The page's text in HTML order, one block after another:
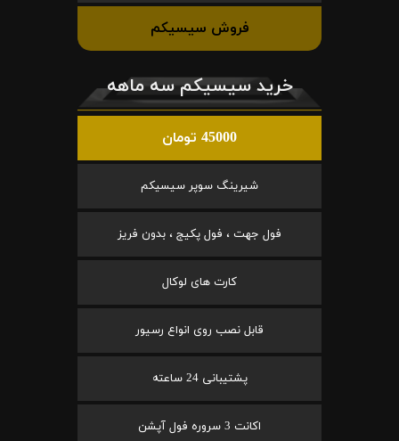
فروش سیسیکم
خرید سیسیکم سه ماهه
45000 تومان
شیرینگ سوپر سیسیکم
فول جهت ، فول پکیج ، بدون فریز
کارت های لوکال
قابل نصب روی انواع رسیور
پشتیبانی 24 ساعته
اکانت 3 سروره فول آپشن